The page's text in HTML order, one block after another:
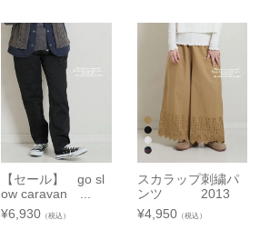
【セール】 go sl
ow caravan ...
¥6,930 （税込）
スカラップ刺繍パ
ンツ 2013
¥4,950（税込）